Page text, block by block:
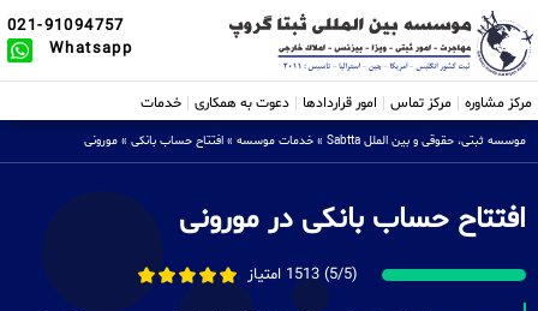
021-91094757
Whatsapp
مرکز مشاوره مرکز تماس امور قراردادها دعوت به همکاری خدمات
موسسه ثبتی، حقوقی و بین الملل Sabtta » خدمات موسسه » افتتاح حساب بانکی » مورونی
افتتاح حساب بانکی در مورونی
(5/5) 1513 امتیاز